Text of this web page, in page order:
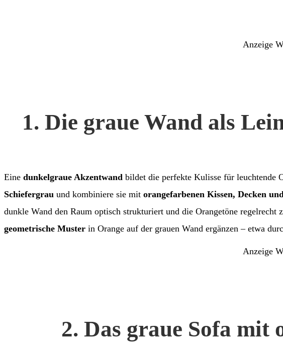
Anzeige
1. Die graue Wand als
Eine dunkelgraue Akzentwand bildet die perfekte Kulisse für leuchtende
Schiefergrau und kombiniere sie mit orangefarbenen Kissen, Decken
dunkle Wand den Raum optisch strukturiert und die Orangetöne
geometrische Muster in Orange auf der grauen Wand ergänzen – etwa
Anzeige
2. Das graue Sofa mit